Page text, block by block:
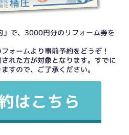
」で、3000円分のリフォーム券を
ォームより事前予約をどうぞ！
れた方が対象となります。すでに
すので、ご了承ください。